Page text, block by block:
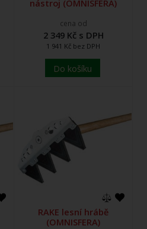
nástroj (OMNISFERA)
cena od
2 349 Kč s DPH
1 941 Kč bez DPH
Do košíku
RAKE lesní hrábě
(OMNISFERA)